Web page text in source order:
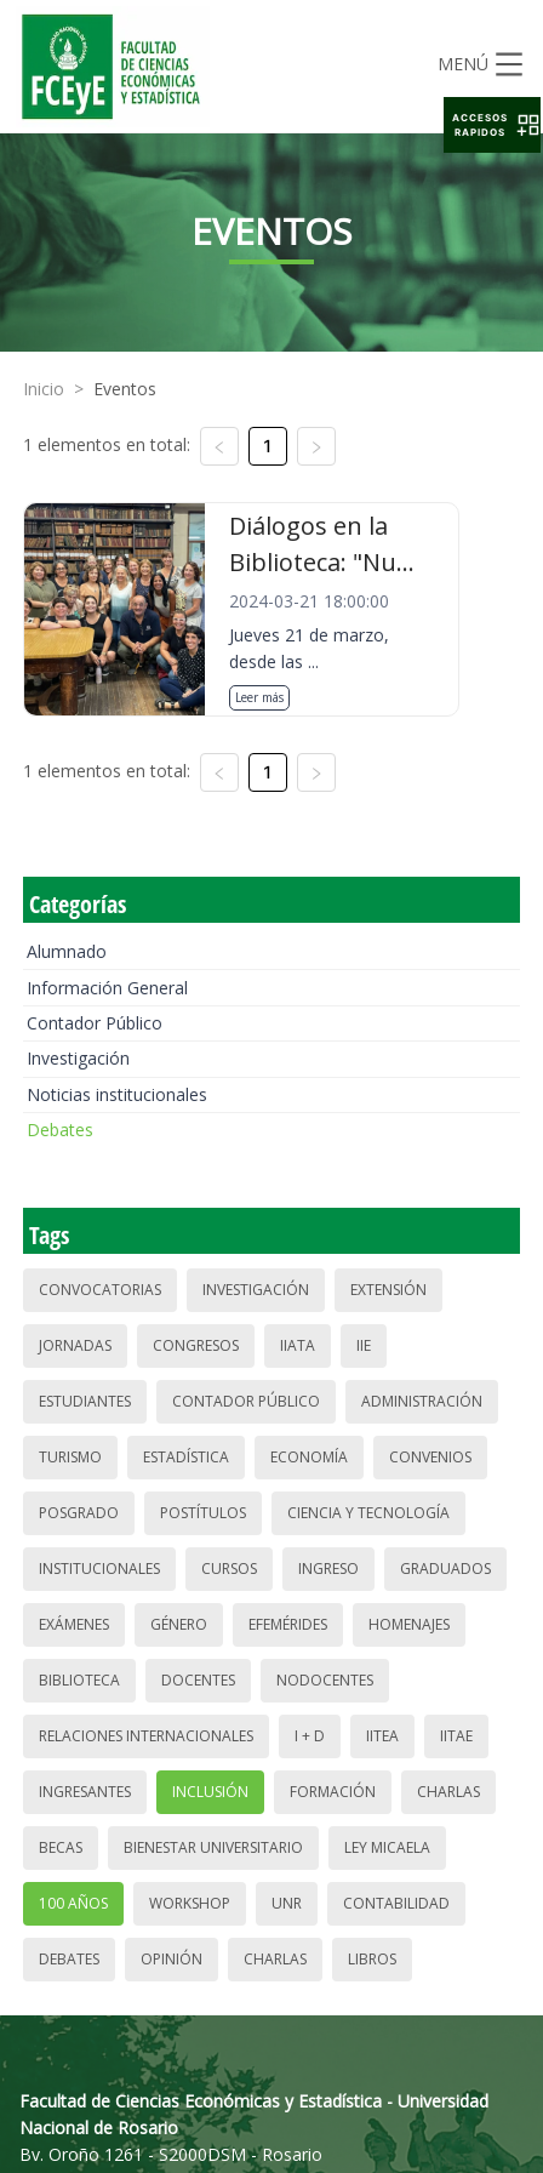
MENÚ
EVENTOS
Inicio > Eventos
1 elementos en total: 1
Diálogos en la
Biblioteca: "Nu...
2024-03-21 18:00:00
Jueves 21 de marzo,
desde las ...
Leer más
1 elementos en total: 1
Categorías
Alumnado
Información General
Contador Público
Investigación
Noticias institucionales
Debates
Tags
CONVOCATORIAS INVESTIGACIÓN EXTENSIÓN
JORNADAS CONGRESOS IIATA IIE
ESTUDIANTES CONTADOR PÚBLICO ADMINISTRACIÓN
TURISMO ESTADÍSTICA ECONOMÍA CONVENIOS
POSGRADO POSTÍTULOS CIENCIA Y TECNOLOGÍA
INSTITUCIONALES CURSOS INGRESO GRADUADOS
EXÁMENES GÉNERO EFEMÉRIDES HOMENAJES
BIBLIOTECA DOCENTES NODOCENTES
RELACIONES INTERNACIONALES I + D IITEA IITAE
INGRESANTES INCLUSIÓN FORMACIÓN CHARLAS
BECAS BIENESTAR UNIVERSITARIO LEY MICAELA
100 AÑOS WORKSHOP UNR CONTABILIDAD
DEBATES OPINIÓN CHARLAS LIBROS
Facultad de Ciencias Económicas y Estadística - Universidad
Nacional de Rosario
Bv. Oroño 1261 - S2000DSM - Rosario
ACCESOS
RAPIDOS